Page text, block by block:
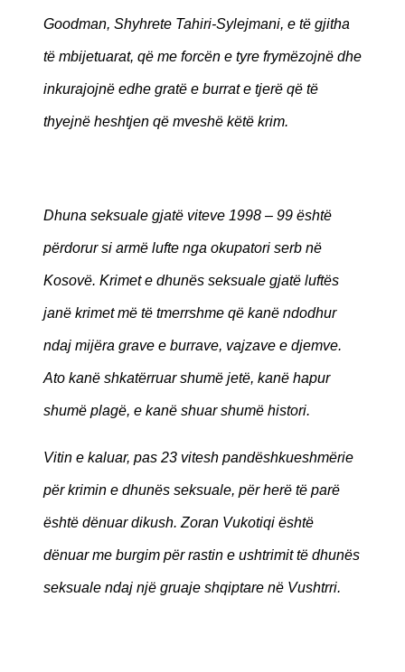
Goodman, Shyhrete Tahiri-Sylejmani, e të gjitha
të mbijetuarat, që me forcën e tyre frymëzojnë dhe
inkurajojnë edhe gratë e burrat e tjerë që të
thyejnë heshtjen që mveshë këtë krim.
Dhuna seksuale gjatë viteve 1998 – 99 është
përdorur si armë lufte nga okupatori serb në
Kosovë. Krimet e dhunës seksuale gjatë luftës
janë krimet më të tmerrshme që kanë ndodhur
ndaj mijëra grave e burrave, vajzave e djemve.
Ato kanë shkatërruar shumë jetë, kanë hapur
shumë plagë, e kanë shuar shumë histori.
Vitin e kaluar, pas 23 vitesh pandëshkueshmërie
për krimin e dhunës seksuale, për herë të parë
është dënuar dikush. Zoran Vukotiqi është
dënuar me burgim për rastin e ushtrimit të dhunës
seksuale ndaj një gruaje shqiptare në Vushtrri.